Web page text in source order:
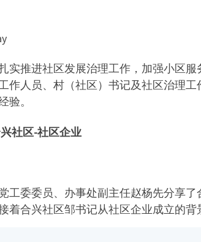
实推进社区发展治理工作，加强小区
作人员、村（社区）书记及社区治理
验。
社区-社区企业
工委委员、办事处副主任赵杨先分享
着合兴社区邹书记从社区企业成立的